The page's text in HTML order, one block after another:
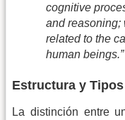
cognitive
and reasoning;
related to the
human beings.”
Estructura y
La distinción entre